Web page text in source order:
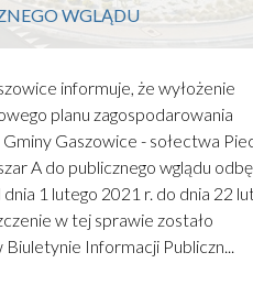
WGLĄDU
informuje, że wyłożenie
planu zagospodarowania
Gaszowice - sołectwa
A do publicznego wglądu
1 lutego 2021 r. do dnia 22
w tej sprawie zostało
Informacji Publiczn...